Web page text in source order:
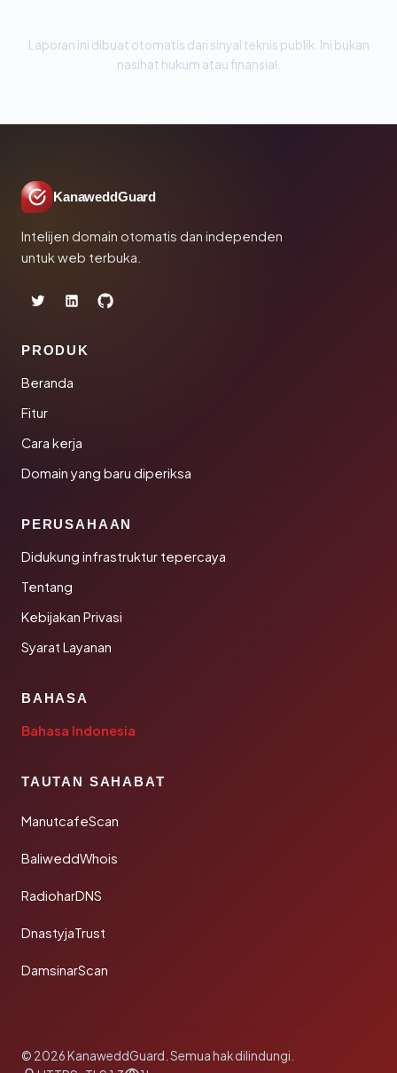
Laporan ini dibuat otomatis dari sinyal teknis publik. Ini bukan
nasihat hukum atau finansial.
KanaweddGuard
Intelijen domain otomatis dan independen
untuk web terbuka.
PRODUK
Beranda
Fitur
Cara kerja
Domain yang baru diperiksa
PERUSAHAAN
Didukung infrastruktur tepercaya
Tentang
Kebijakan Privasi
Syarat Layanan
BAHASA
Bahasa Indonesia
TAUTAN SAHABAT
ManutcafeScan
BaliweddWhois
RadioharDNS
DnastyjaTrust
DamsinarScan
© 2026 KanaweddGuard. Semua hak dilindungi.